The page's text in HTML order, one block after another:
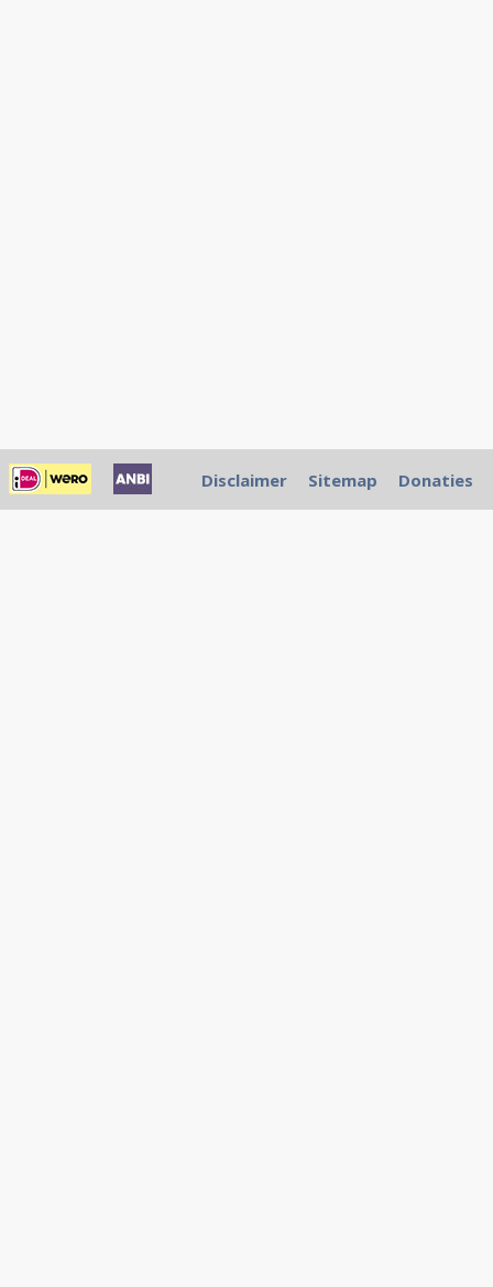
Disclaimer Sitemap Donaties